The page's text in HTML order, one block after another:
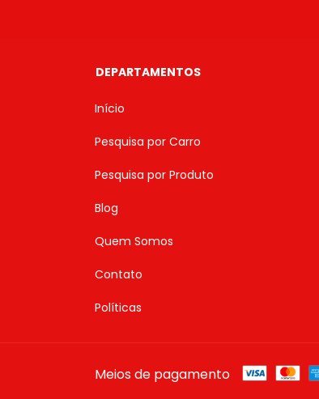
DEPARTAMENTOS
Início
Pesquisa por Carro
Pesquisa por Produto
Blog
Quem Somos
Contato
Políticas
Meios de pagamento